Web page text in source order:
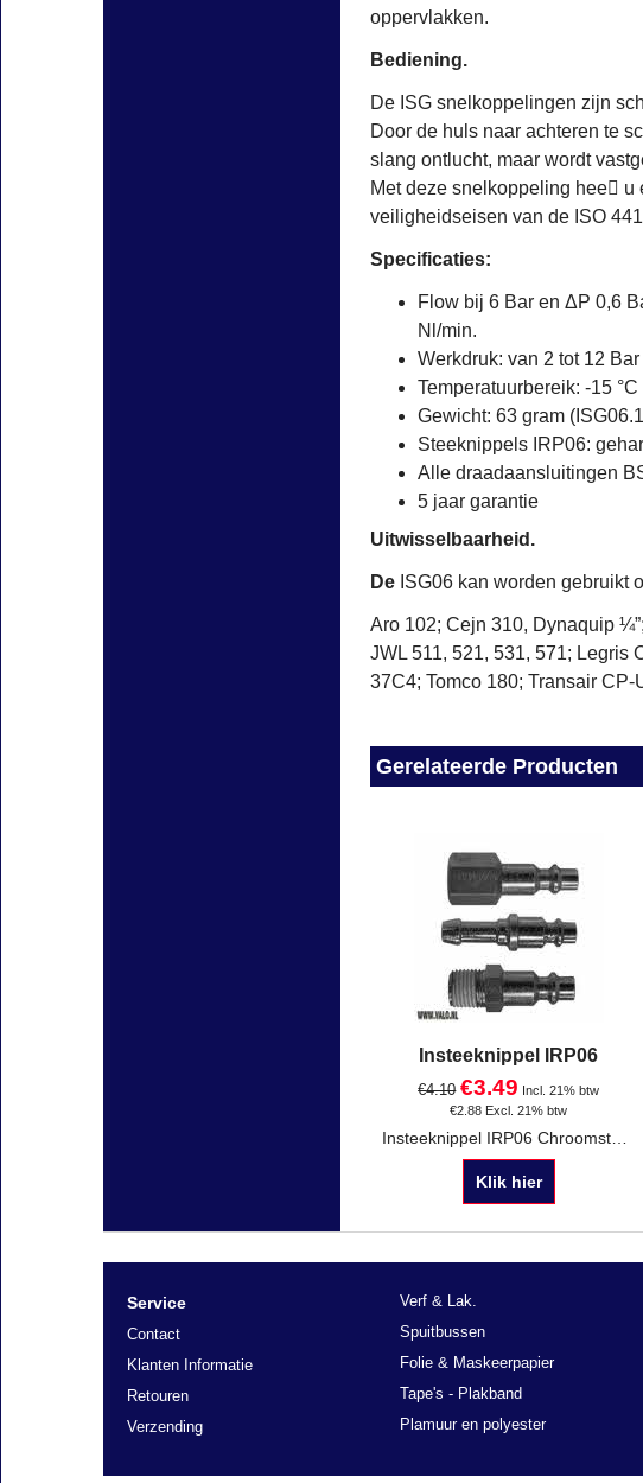
oppervlakken.
Bediening.
De ISG snelkoppelingen zijn
Door de huls naar achteren te
slang ontlucht, maar wordt
Met deze snelkoppeling hee􀅌
veiligheidseisen van de ISO
Specificaties:
Flow bij 6 Bar en ΔP 0,6
Nl/min.
Werkdruk: van 2 tot 12
Temperatuurbereik: -15 °C
Gewicht: 63 gram
Steeknippels IRP06:
Alle draadaansluitingen
5 jaar garantie
Uitwisselbaarheid.
De ISG06 kan worden gebruikt
Aro 102; Cejn 310, Dynaquip
JWL 511, 521, 531, 571; Legris
37C4; Tomco 180; Transair CP-
Gerelateerde Producten
Insteeknippel IRP06
€4.10 €3.49 Incl. 21% btw
€2.88 Excl. 21% btw
Klik hier
Service
Contact
Klanten Informatie
Retouren
Verzending
Verf & Lak.
Spuitbussen
Folie & Maskeerpapier
Tape's - Plakband
Plamuur en polyester